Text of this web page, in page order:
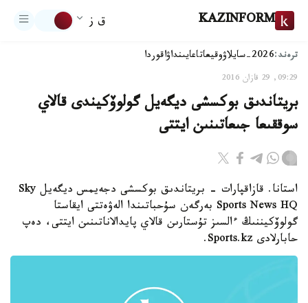
KAZINFORM ق ز
ترەند:2026-سايلاۋ وقيعاتاعايىنداۋاقوردا
09:29, 29 قازان 2016
بريتاندىق بوكسشى ديگەيل گولوۆكيندى قالاي
سوققىعا جىعاتىنىن ايتتى
استانا. قازاقپارات - بريتاندىق بوكسشى دجەيمس ديگەيل Sky
Sports News HQ بەرگەن سۇحباتىندا الەۋەتتى ايقاستا
گولوۆكيننىڭ ءالسىز تۇستارىن قالاي پايدالاناتىنىن ايتتى، دەپ
حابارلادى Sports.kz.